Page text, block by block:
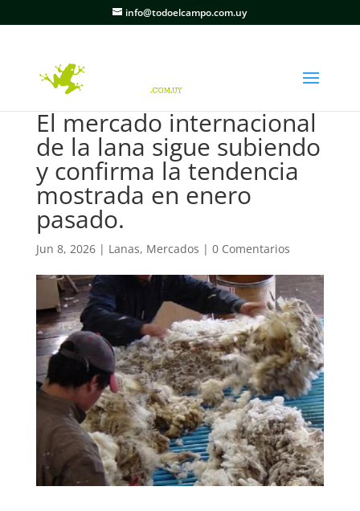
info@todoelcampo.com.uy
El mercado internacional
de la lana sigue subiendo
y confirma la tendencia
mostrada en enero
pasado.
Jun 8, 2026| Lanas, Mercados | 0 Comentarios